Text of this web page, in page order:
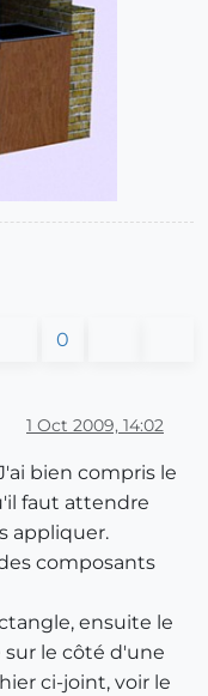
0
1 Oct 2009, 14:02
bien compris le
faut attendre
appliquer.
composants
ensuite le
le côté d'une
ci-joint, voir le